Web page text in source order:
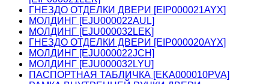
ГНЕЗДО ОТДЕЛКИ ДВЕРИ [EIP000021AYX]
МОЛДИНГ [EJU000022AUL]
МОЛДИНГ [EJU000032LEK]
ГНЕЗДО ОТДЕЛКИ ДВЕРИ [EIP000020AYX]
МОЛДИНГ [EJU000022JCH]
МОЛДИНГ [EJU000032LYU]
ПАСПОРТНАЯ ТАБЛИЧКА [EKA000010PVA]